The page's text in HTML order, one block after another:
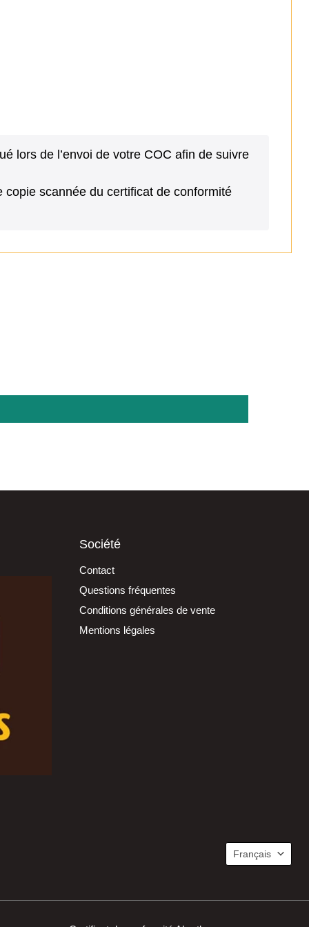
lors de l’envoi de votre COC afin de suivre
scannée du certificat de conformité
Société
Contact
Questions fréquentes
Conditions générales de vente
Mentions légales
Langue
Français